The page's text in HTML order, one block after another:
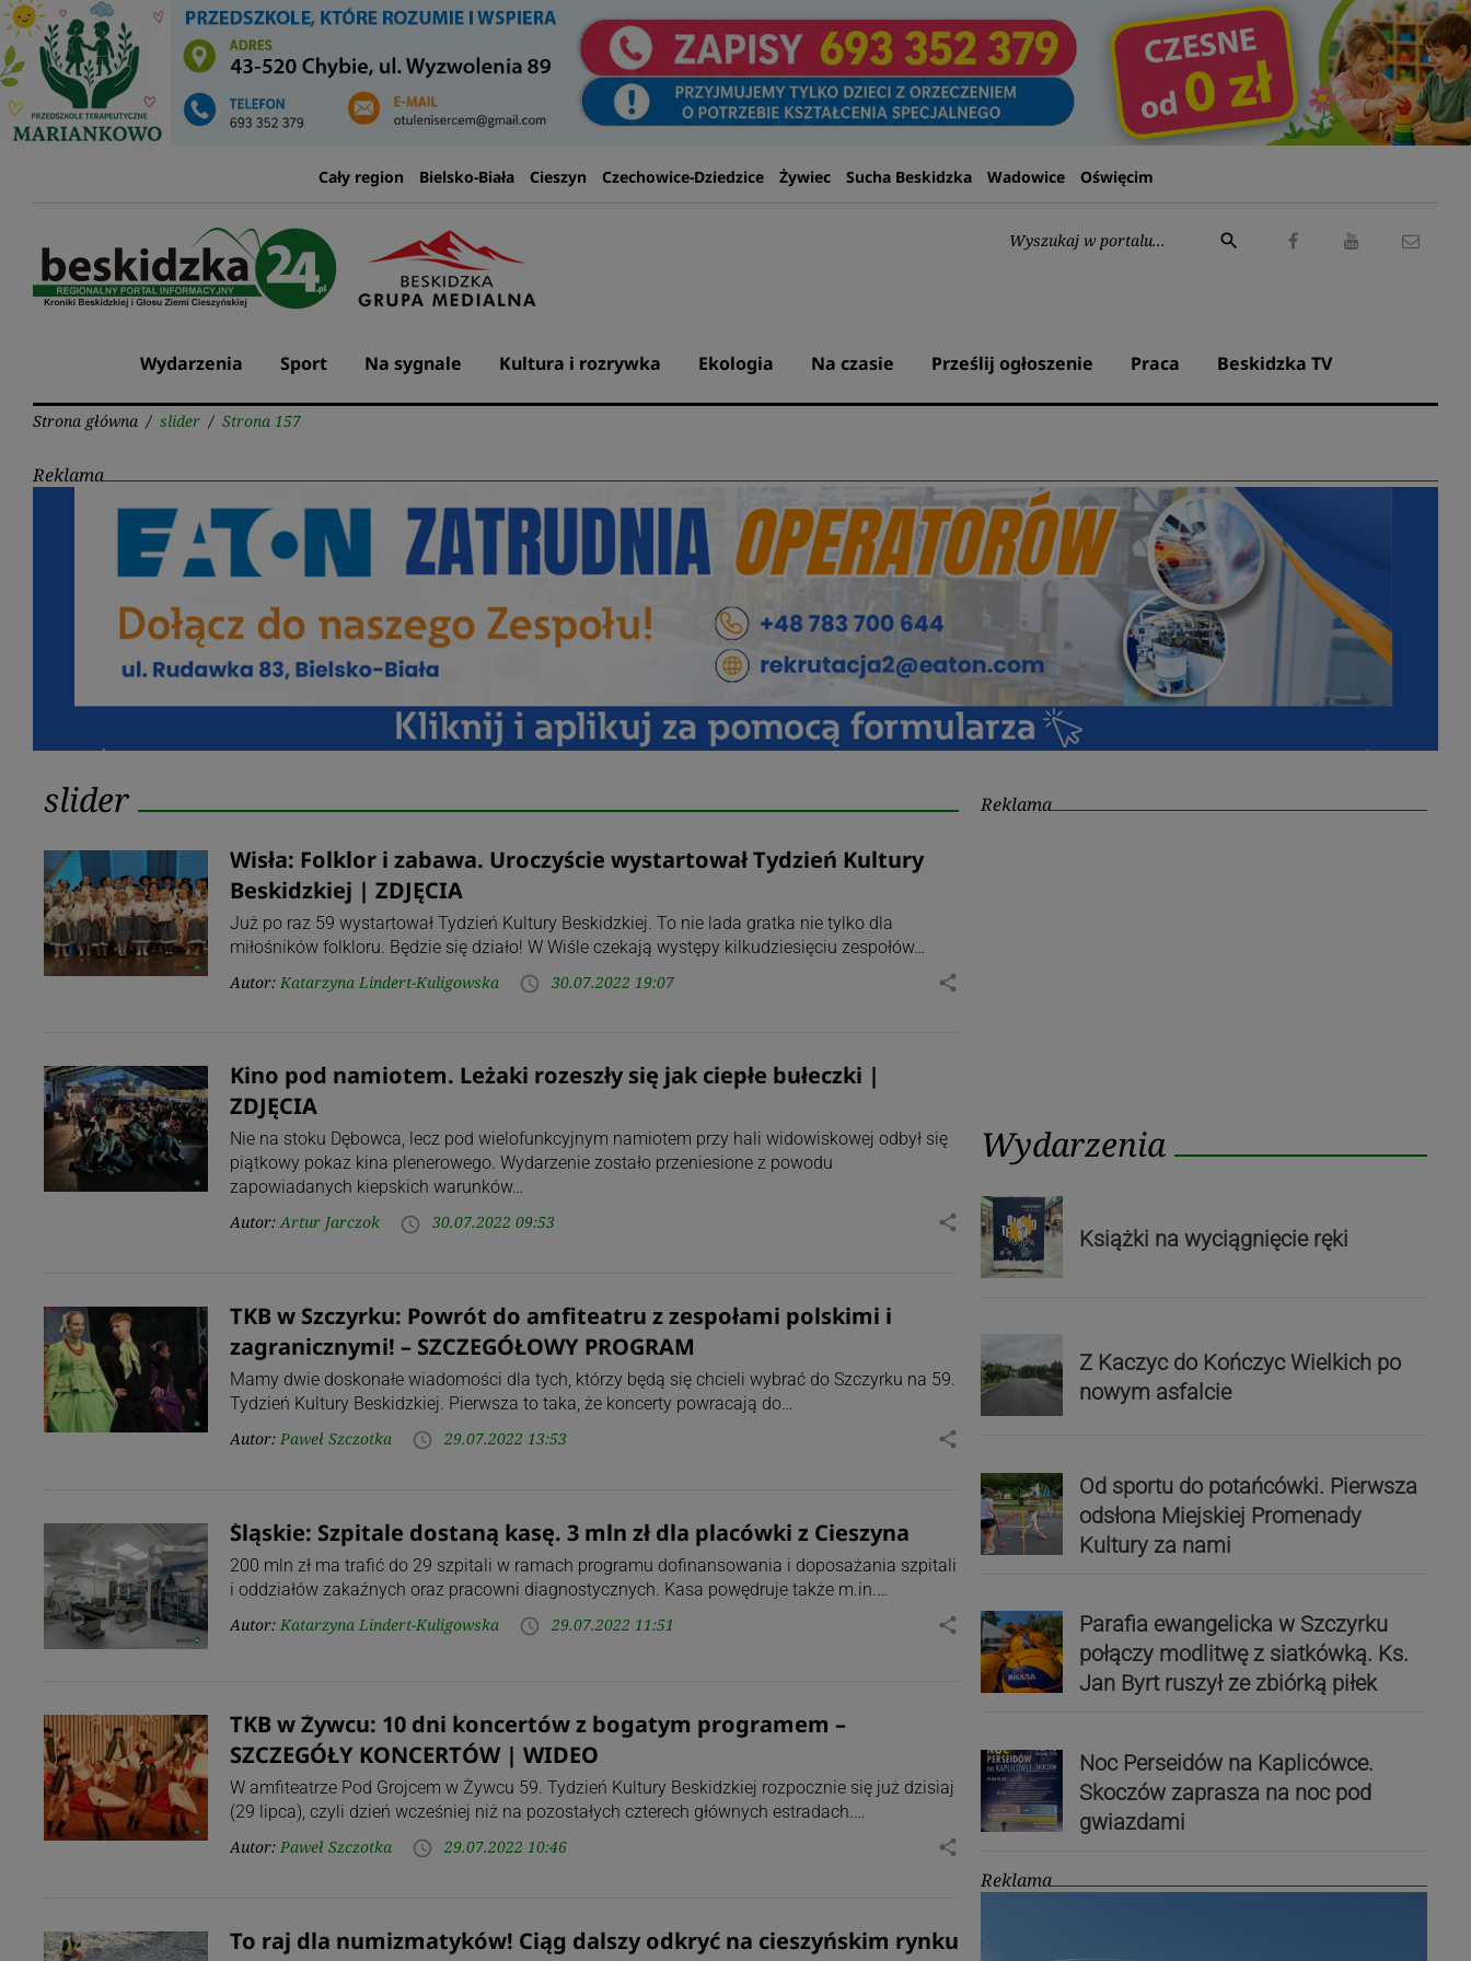
Przejdź
do
treści
Cały region Bielsko-Biała Cieszyn Czechowice-Dziedzice Żywiec Sucha Beskidzka Wadowice Oświęcim
Wyszukaj:
search
Wydarzenia Sport Na sygnale Kultura i rozrywka Ekologia Na czasie Prześlij ogłoszenie Praca Beskidzka TV
Strona główna / slider / Strona 157
Reklama
Tag:
slider
slider
Wisła: Folklor i zabawa. Uroczyście wystartował Tydzień Kultury
Beskidzkiej | ZDJĘCIA
Już po raz 59 wystartował Tydzień Kultury Beskidzkiej. To nie lada gratka nie tylko dla
miłośników folkloru. Będzie się działo! W Wiśle czekają występy kilkudziesięciu zespołów…
Autor: Katarzyna Lindert-Kuligowska access_time 30.07.2022 19:07 share
Kino pod namiotem. Leżaki rozeszły się jak ciepłe bułeczki |
ZDJĘCIA
Nie na stoku Dębowca, lecz pod wielofunkcyjnym namiotem przy hali widowiskowej odbył się
piątkowy pokaz kina plenerowego. Wydarzenie zostało przeniesione z powodu
zapowiadanych kiepskich warunków…
Autor:Artur Jarczok access_time 30.07.2022 09:53 share
TKB w Szczyrku: Powrót do amfiteatru z zespołami polskimi i
zagranicznymi! – SZCZEGÓŁOWY PROGRAM
Mamy dwie doskonałe wiadomości dla tych, którzy będą się chcieli wybrać do Szczyrku na 59.
Tydzień Kultury Beskidzkiej. Pierwsza to taka, że koncerty powracają do…
Autor: Paweł Szczotka access_time 29.07.2022 13:53 share
Śląskie: Szpitale dostaną kasę. 3 mln zł dla placówki z Cieszyna
200 mln zł ma trafić do 29 szpitali w ramach programu dofinansowania i doposażania szpitali
i oddziałów zakaźnych oraz pracowni diagnostycznych. Kasa powędruje także m.in.…
Autor: Katarzyna Lindert-Kuligowska access_time 29.07.2022 11:51 share
TKB w Żywcu: 10 dni koncertów z bogatym programem –
SZCZEGÓŁY KONCERTÓW | WIDEO
W amfiteatrze Pod Grojcem w Żywcu 59. Tydzień Kultury Beskidzkiej rozpocznie się już dzisiaj
(29 lipca), czyli dzień wcześniej niż na pozostałych czterech głównych estradach.…
Autor: Paweł Szczotka access_time 29.07.2022 10:46 share
To raj dla numizmatyków! Ciąg dalszy odkryć na cieszyńskim rynku
Reklama
Wydarzenia
Książki na wyciągnięcie ręki
Z Kaczyc do Kończyc Wielkich po
nowym asfalcie
Od sportu do potańcówki. Pierwsza
odsłona Miejskiej Promenady
Kultury za nami
Parafia ewangelicka w Szczyrku
połączy modlitwę z siatkówką. Ks.
Jan Byrt ruszył ze zbiórką piłek
Noc Perseidów na Kaplicówce.
Skoczów zaprasza na noc pod
gwiazdami
Reklama